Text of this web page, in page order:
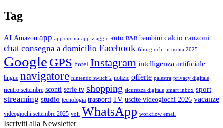
Tag
AI Amazon app app cucina app viaggio auto B&B bambini calcio canzoni
chat consegna a domicilio Facebook film giochi in uscita 2025
Google GPS hotel Instagram intelligenza artificiale
lingue navigatore nintendo switch 2 notizie offerte palestra privacy digitale
rientro settembre sconti serie tv shopping sicurezza digitale smart inbox sport
streaming studio tecnologia trasporti TV uscite videogiochi 2026 vacanze
videogiochi settembre 2025 voli WhatsApp workflow email
Iscriviti alla Newsletter